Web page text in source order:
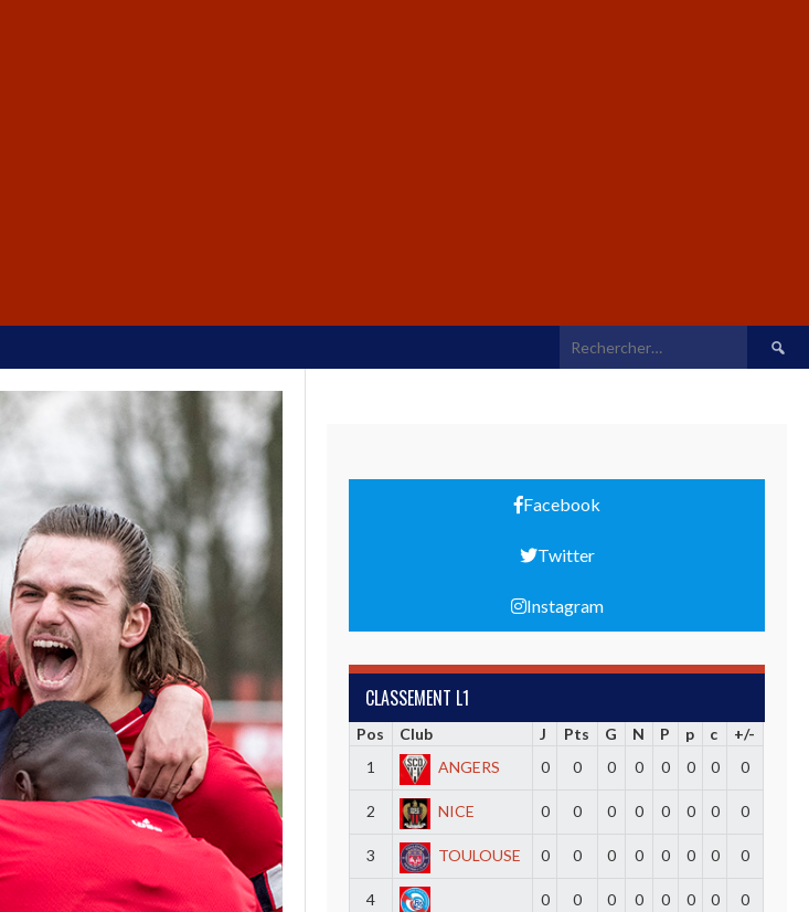
Facebook
Twitter
Instagram
CLASSEMENT L1
Pos Club J Pts G N P p c
+/-
1
ANGERS 0 0 0 0 0 0 0 0
2 NICE 0 0 0 0 0 0 0 0
3 TOULOUSE 0 0 0 0 0 0 0 0
4
0 0 0 0 0 0 0 0